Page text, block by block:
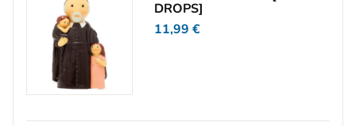
DROPS]
11,99 €